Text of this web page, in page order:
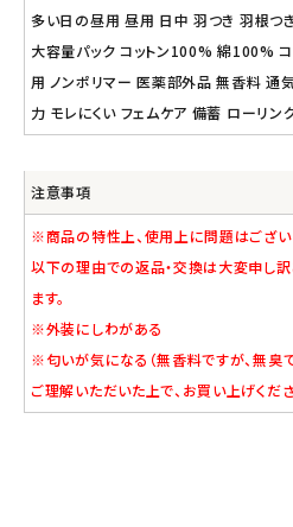
多い日の昼用 昼用 日中 羽つき 羽根つ
大容量パック コットン100% 綿100%
用 ノンポリマー 医薬部外品 無香料 通
力 モレにくい フェムケア 備蓄 ローリン
注意事項
※商品の特性上、使用上に問題はござい
以下の理由での返品・交換は大変申し
ます。
※外装にしわがある
※匂いが気になる（無香料ですが、無臭
ご理解いただいた上で、お買い上げくださ